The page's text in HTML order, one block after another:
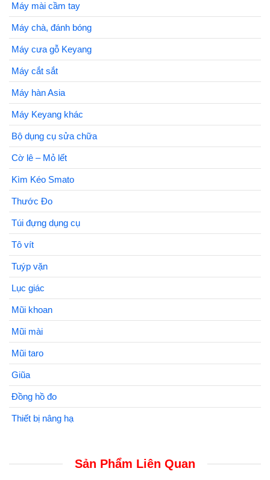
Máy mài cầm tay
Máy chà, đánh bóng
Máy cưa gỗ Keyang
Máy cắt sắt
Máy hàn Asia
Máy Keyang khác
Bộ dụng cụ sửa chữa
Cờ lê – Mỏ lết
Kìm Kéo Smato
Thước Đo
Túi đựng dụng cụ
Tô vít
Tuýp vặn
Lục giác
Mũi khoan
Mũi mài
Mũi taro
Giũa
Đồng hồ đo
Thiết bị nâng hạ
Sản Phẩm Liên Quan